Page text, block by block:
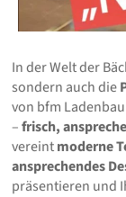
In der Welt der
sondern auch die
von bfm
–frisch,
vereintmoderne
ansprechendes
präsentieren und